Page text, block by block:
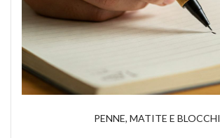
PENNE, MATITE E BLOCCHI